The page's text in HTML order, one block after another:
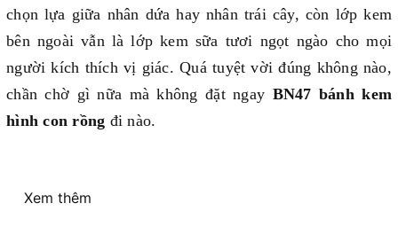
chọn lựa giữa nhân dứa hay nhân trái cây, còn lớp kem
bên ngoài vẫn là lớp kem sữa tươi ngọt ngào cho mọi
người kích thích vị giác. Quá tuyệt vời đúng không nào,
chần chờ gì nữa mà không đặt ngay BN47 bánh kem
hình con rồng đi nào.
Xem thêm